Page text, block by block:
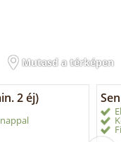
Mutasd a térképen
2 éj)